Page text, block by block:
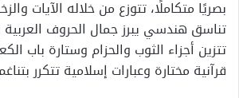
بصريًا متكاملًا، تتوزع من خلاله الآيات
تناسق هندسي يبرز جمال الحروف العربية
تتزين أجزاء الثوب والحزام وستارة باب
قرآنية مختارة وعبارات إسلامية تتكرر